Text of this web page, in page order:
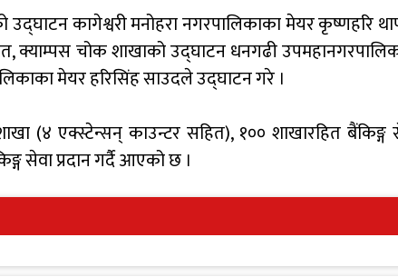
कागेश्वरी मनोहरा नगरपालिकाका मेयर कृष्णहरि
चोक शाखाको उद्घाटन धनगढी
मेयर हरिसिंह साउदले उद्घाटन गरे ।
(४ एक्स्टेन्सन् काउन्टर सहित), १०० शाखारहित बैंकिङ्ग
सेवा प्रदान गर्दै आएको छ ।